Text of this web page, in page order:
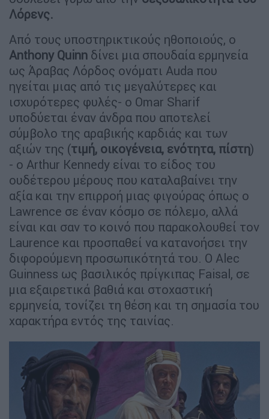
Λόρενς.
Από τους υποστηρικτικούς ηθοποιούς, ο
Anthony Quinn δίνει μια σπουδαία ερμηνεία
ως Άραβας Λόρδος ονόματι Auda που
ηγείται μιας από τις μεγαλύτερες και
ισχυρότερες φυλές- ο Omar Sharif
υποδύεται έναν άνδρα που αποτελεί
σύμβολο της αραβικής καρδιάς και των
αξιών της (τιμή, οικογένεια, ενότητα, πίστη)
- ο Arthur Kennedy είναι το είδος του
ουδέτερου μέρους που καταλαβαίνει την
αξία και την επιρροή μιας φιγούρας όπως ο
Lawrence σε έναν κόσμο σε πόλεμο, αλλά
είναι και σαν το κοινό που παρακολουθεί τον
Laurence και προσπαθεί να κατανοήσει την
διφορούμενη προσωπικότητά του. Ο Alec
Guinness ως βασιλικός πρίγκιπας Faisal, σε
μια εξαιρετικά βαθιά και στοχαστική
ερμηνεία, τονίζει τη θέση και τη σημασία του
χαρακτήρα εντός της ταινίας.